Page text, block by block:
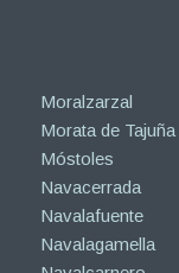
Moralzarzal
Morata de Tajuña
Móstoles
Navacerrada
Navalafuente
Navalagamella